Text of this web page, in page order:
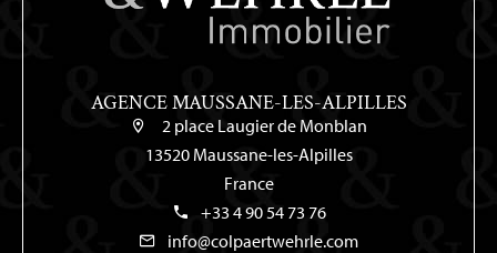
AGENCE MAUSSANE-LES-ALPILLES
2 place Laugier de Monblan
13520 Maussane-les-Alpilles
France
+33 4 90 54 73 76
info@colpaertwehrle.com